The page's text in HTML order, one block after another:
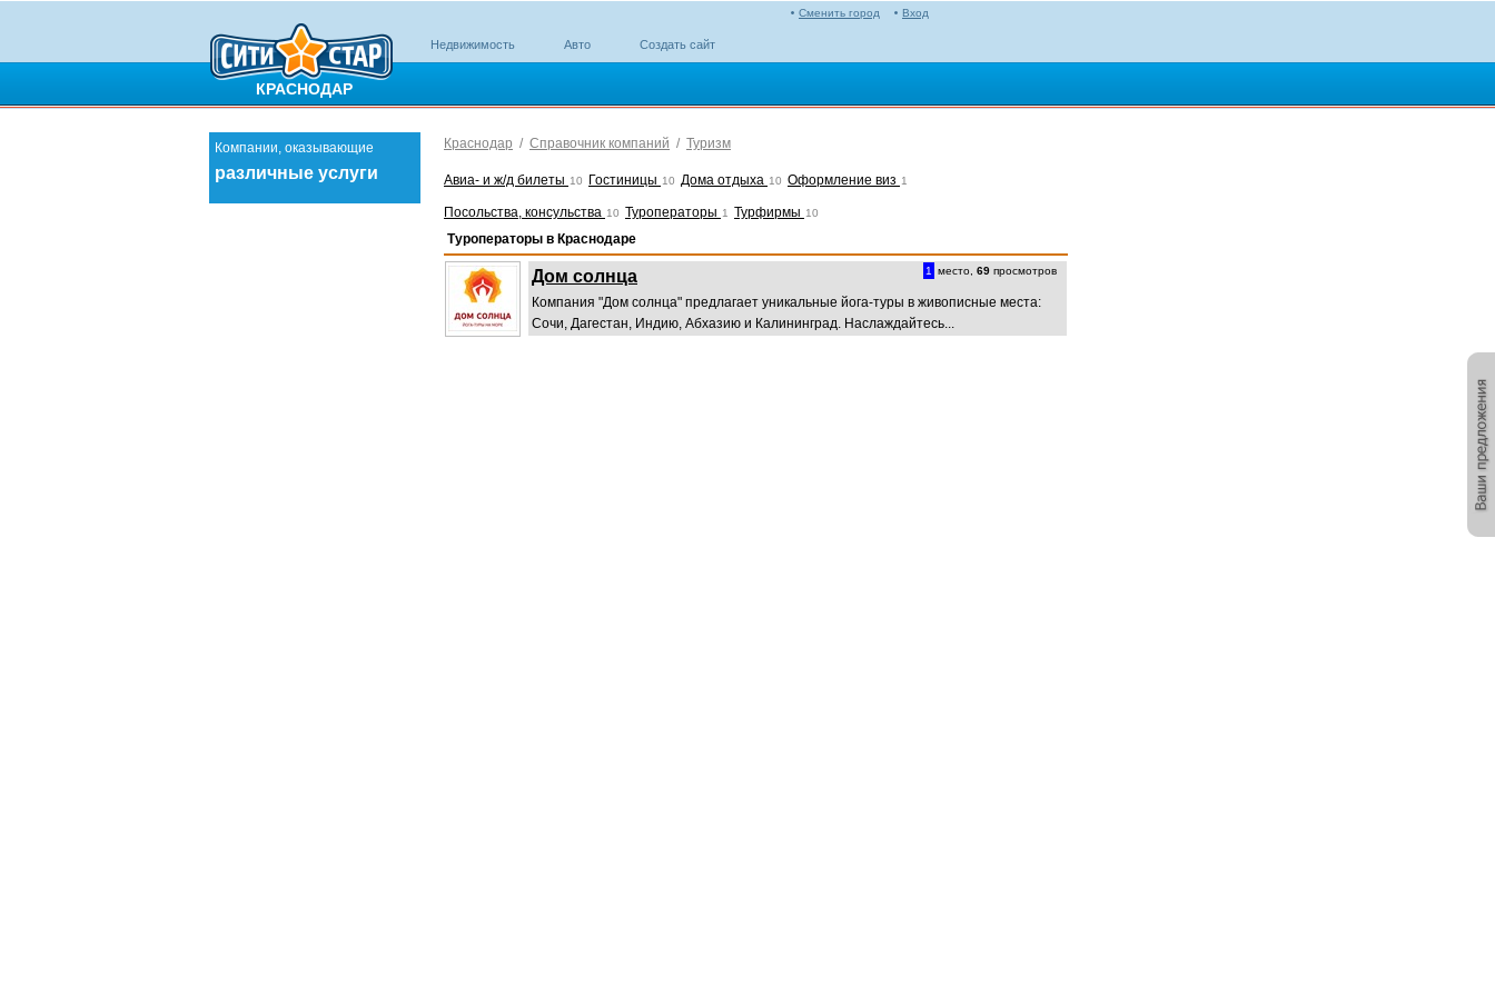
КРАСНОДАР
Вход
Сменить город
Недвижимость Авто Создать сайт
Компании, оказывающие
различные услуги
Краснодар / Справочник компаний / Туризм
Авиа- и ж/д билеты 10 Гостиницы 10 Дома отдыха 10 Оформление виз 1
Посольства, консульства 10 Туроператоры 1 Турфирмы 10
Туроператоры в Краснодаре
Дом солнца 1 место, 69 просмотров
Компания "Дом солнца" предлагает уникальные йога-туры в живописные места:
Сочи, Дагестан, Индию, Абхазию и Калининград. Наслаждайтесь...